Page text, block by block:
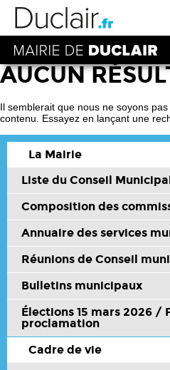
AUCUN
Il semblerait que nous ne soyons
contenu. Essayez en lançant une
La Mairie
Liste du Conseil
Composition des
Annuaire des services
Réunions de Conseil
Bulletins municipaux
Élections 15 mars 2026 /
proclamation
Cadre de vie